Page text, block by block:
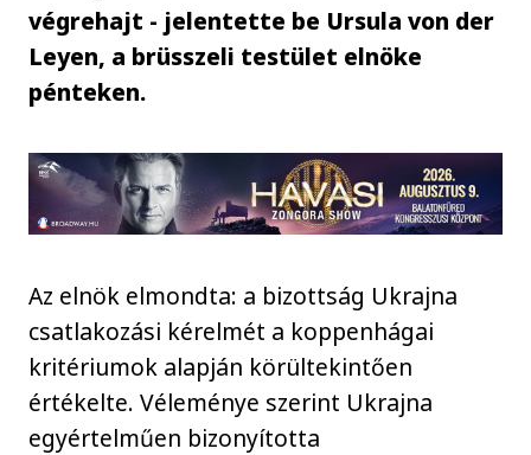
végrehajt - jelentette be Ursula von der
Leyen, a brüsszeli testület elnöke
pénteken.
Az elnök elmondta: a bizottság Ukrajna
csatlakozási kérelmét a koppenhágai
kritériumok alapján körültekintően
értékelte. Véleménye szerint Ukrajna
egyértelműen bizonyította